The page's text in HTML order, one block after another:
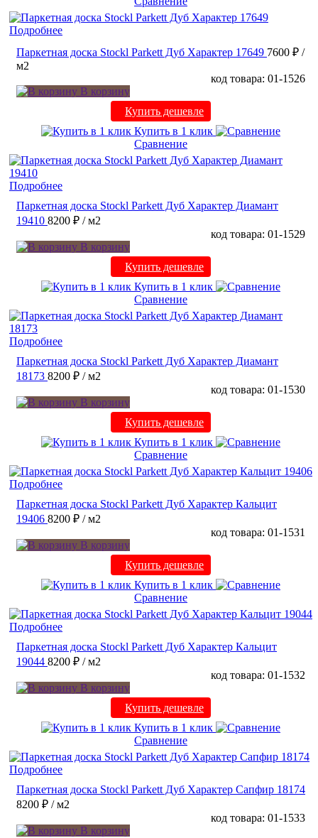
Подробнее
Паркетная доска Stockl Parkett Дуб Характер 17649 7600 ₽ /
м2
код товара: 01-1526
В корзину
Купить дешевле
Купить в 1 клик
Сравнение
Подробнее
Паркетная доска Stockl Parkett Дуб Характер Диамант
19410 8200 ₽ / м2
код товара: 01-1529
В корзину
Купить дешевле
Купить в 1 клик
Сравнение
Подробнее
Паркетная доска Stockl Parkett Дуб Характер Диамант
18173 8200 ₽ / м2
код товара: 01-1530
В корзину
Купить дешевле
Купить в 1 клик
Сравнение
Подробнее
Паркетная доска Stockl Parkett Дуб Характер Кальцит
19406 8200 ₽ / м2
код товара: 01-1531
В корзину
Купить дешевле
Купить в 1 клик
Сравнение
Подробнее
Паркетная доска Stockl Parkett Дуб Характер Кальцит
19044 8200 ₽ / м2
код товара: 01-1532
В корзину
Купить дешевле
Купить в 1 клик
Сравнение
Подробнее
Паркетная доска Stockl Parkett Дуб Характер Сапфир 18174
8200 ₽ / м2
код товара: 01-1533
В корзину